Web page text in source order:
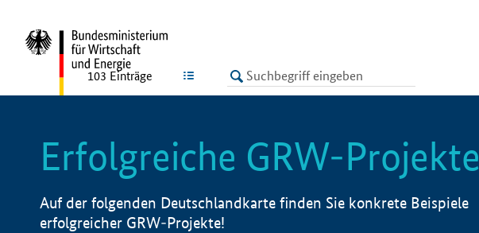
LISTE
103 Einträge
Erfolgreiche GRW-Projekte
Auf der folgenden Deutschlandkarte finden Sie konkrete Beispiele
erfolgreicher GRW-Projekte!